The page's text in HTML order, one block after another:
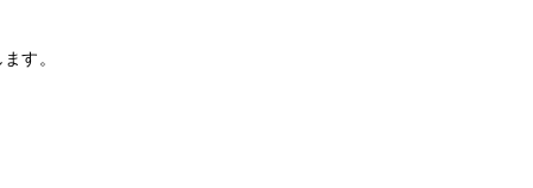
す。